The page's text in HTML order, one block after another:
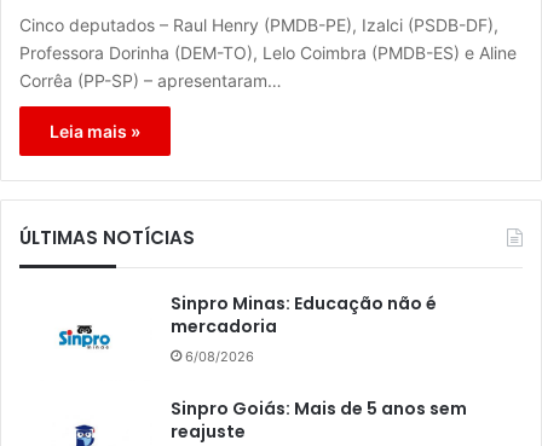
Cinco deputados – Raul Henry (PMDB-PE), Izalci (PSDB-DF),
Professora Dorinha (DEM-TO), Lelo Coimbra (PMDB-ES) e Aline
Corrêa (PP-SP) – apresentaram…
Leia mais »
ÚLTIMAS NOTÍCIAS
Sinpro Minas: Educação não é
mercadoria
6/08/2026
Sinpro Goiás: Mais de 5 anos sem
reajuste